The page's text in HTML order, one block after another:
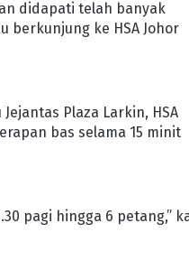
didapati telah banyak
berkunjung ke HSA Johor
Plaza Larkin, HSA
bas selama 15 minit
pagi hingga 6 petang,”